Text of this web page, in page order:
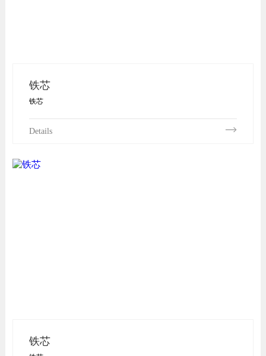
铁芯
铁芯
Details
铁芯